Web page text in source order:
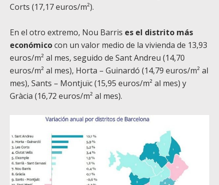
Corts (17,17 euros/m²).
En el otro extremo, Nou Barris es el distrito más
económicocon un valor medio de la vivienda de 13,93
euros/m² al mes, seguido de Sant Andreu (14,70
euros/m² al mes), Horta – Guinardó (14,79 euros/m² al
mes), Sants – Montjuïc (15,95 euros/m² al mes) y
Gràcia (16,72 euros/m² al mes).